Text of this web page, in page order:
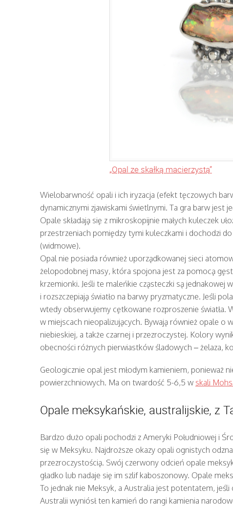
„Opal ze skałką macierzystą”
Wielobarwność opali i ich iryzacja (efekt tęczowych
dynamicznymi zjawiskami świetlnymi. Ta gra barw jest
Opale składają się z mikroskopijnie małych kuleczek
przestrzeniach pomiędzy tymi kuleczkami i dochodzi
(widmowe).
Opal nie posiada również uporządkowanej sieci
żelopodobnej masy, która spojona jest za pomocą
krzemionki. Jeśli te maleńkie cząsteczki są jednakowej
i rozszczepiają światło na barwy pryzmatyczne. Jeśli
wtedy obserwujemy cętkowane rozproszenie światła.
w miejscach nieopalizujących. Bywają również opale o
niebieskiej, a także czarnej i przezroczystej. Kolory
obecności różnych pierwiastków śladowych – żelaza,
Geologicznie opal jest młodym kamieniem, ponieważ
powierzchniowych. Ma on twardość 5-6,5 w skali
Opale meksykańskie, australijskie, z
Bardzo dużo opali pochodzi z Ameryki Południowej i
się w Meksyku. Najdroższe okazy opali ognistych
przezroczystością. Swój czerwony odcień opale
gładko lub nadaje się im szlif kaboszonowy. Opale
To jednak nie Meksyk, a Australia jest potentatem,
Australii wyniósł ten kamień do rangi kamienia